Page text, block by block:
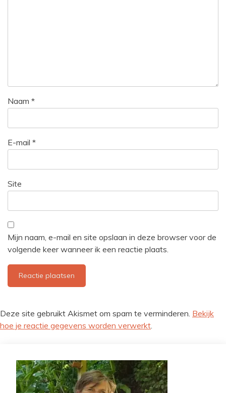
Naam *
E-mail *
Site
Mijn naam, e-mail en site opslaan in deze browser voor de
volgende keer wanneer ik een reactie plaats.
Deze site gebruikt Akismet om spam te verminderen. Bekijk
hoe je reactie gegevens worden verwerkt